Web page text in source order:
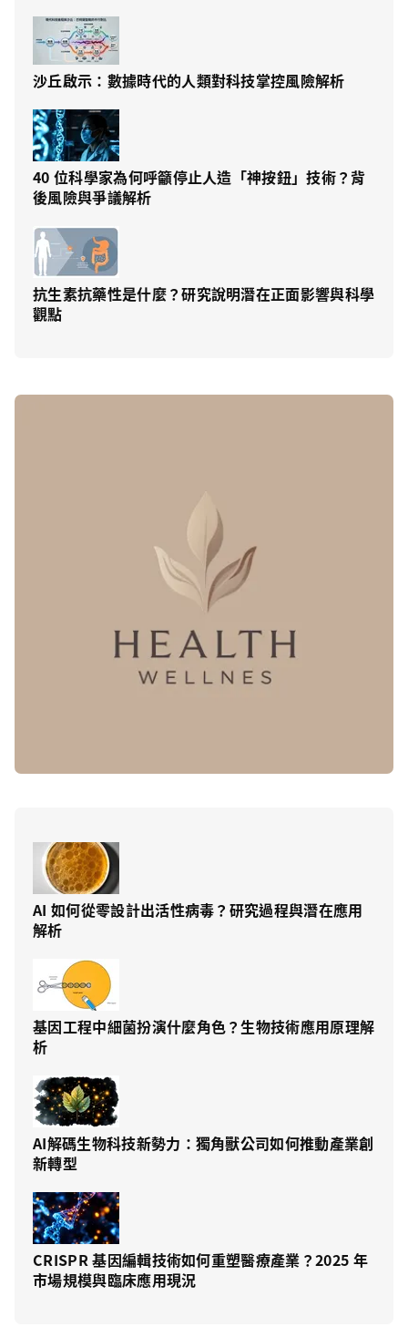
沙丘啟示：數據時代的人類對科技掌控風險解析
40 位科學家為何呼籲停止人造「神按鈕」技術？背
後風險與爭議解析
抗生素抗藥性是什麼？研究說明潛在正面影響與科學
觀點
AI 如何從零設計出活性病毒？研究過程與潛在應用
解析
基因工程中細菌扮演什麼角色？生物技術應用原理解
析
AI解碼生物科技新勢力：獨角獸公司如何推動產業創
新轉型
CRISPR 基因編輯技術如何重塑醫療產業？2025 年
市場規模與臨床應用現況